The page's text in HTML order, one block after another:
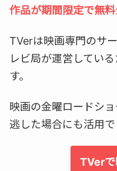
作品が期間限定で無料
TVerは映画専門のサ
レビ局が運営してい
す。
映画の金曜ロードシ
逃した場合にも活用で
TVerで